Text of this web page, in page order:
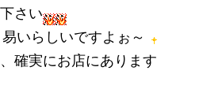
さい
いらしいですよぉ～
確実にお店にあります